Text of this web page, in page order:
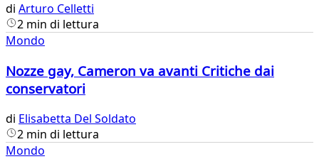
di Arturo Celletti
2 min di lettura
Mondo
Nozze gay, Cameron va avanti Critiche dai
conservatori
di Elisabetta Del Soldato
2 min di lettura
Mondo